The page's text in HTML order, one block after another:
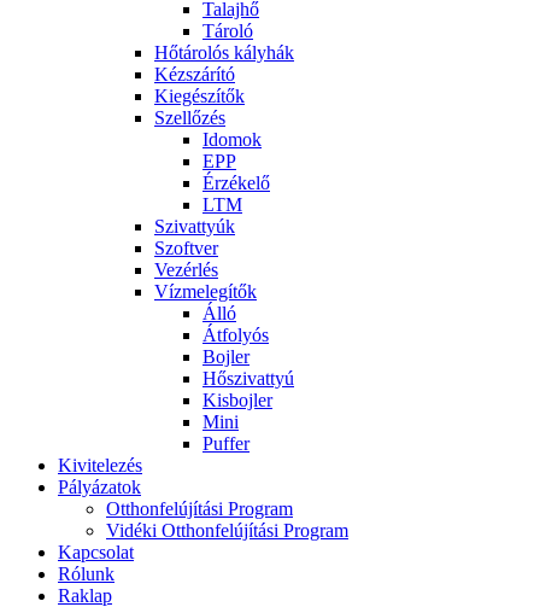
Talajhő
Tároló
Hőtárolós kályhák
Kézszárító
Kiegészítők
Szellőzés
Idomok
EPP
Érzékelő
LTM
Szivattyúk
Szoftver
Vezérlés
Vízmelegítők
Álló
Átfolyós
Bojler
Hőszivattyú
Kisbojler
Mini
Puffer
Kivitelezés
Pályázatok
Otthonfelújítási Program
Vidéki Otthonfelújítási Program
Kapcsolat
Rólunk
Raklap